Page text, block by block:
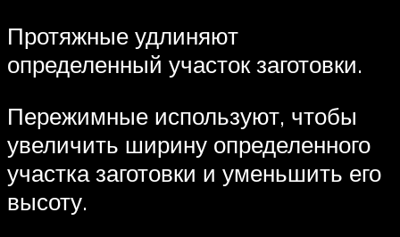
Протяжные удлиняют
определенный участок заготовки.
Пережимные используют, чтобы
увеличить ширину определенного
участка заготовки и уменьшить его
высоту.